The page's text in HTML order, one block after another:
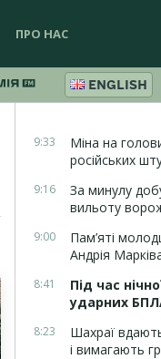
ПРО НАС
ENGLISH
9:33
Міна на
російських
9:16
За минулу
вильоту
9:00
Пам’яті
Андрія
8:41
Під час
ударних
8:23
Шахраї
і вимагають